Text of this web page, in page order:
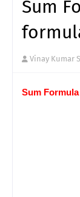
Sum
Vinay Kumar
Sum Formula